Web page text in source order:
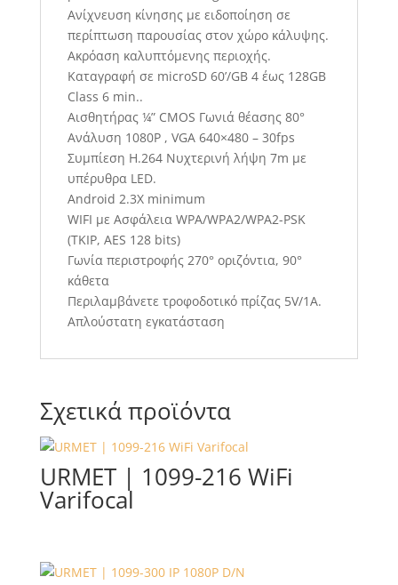
Ανίχνευση κίνησης με ειδοποίηση σε
περίπτωση παρουσίας στον χώρο κάλυψης.
Ακρόαση καλυπτόμενης περιοχής.
Καταγραφή σε microSD 60’/GB 4 έως 128GB
Class 6 min..
Αισθητήρας ¼” CMOS Γωνιά θέασης 80°
Ανάλυση 1080P , VGA 640×480 – 30fps
Συμπίεση Η.264 Νυχτερινή λήψη 7m με
υπέρυθρα LED.
Android 2.3X minimum
WIFI με Ασφάλεια WPA/WPA2/WPA2-PSK
(TKIP, AES 128 bits)
Γωνία περιστροφής 270° οριζόντια, 90°
κάθετα
Περιλαμβάνετε τροφοδοτικό πρίζας 5V/1A.
Απλούστατη εγκατάσταση
Σχετικά προϊόντα
URMET | 1099-216 WiFi
Varifocal